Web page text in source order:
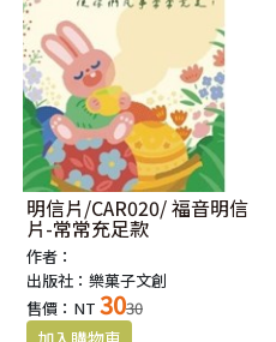
明信片/CAR020/ 福音明信
片-常常充足款
作者：
出版社：樂菓子文創
售價：NT 3030